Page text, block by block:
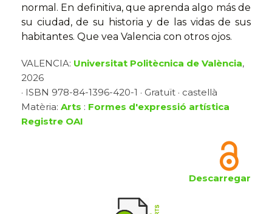
normal. En definitiva, que aprenda algo más de
su ciudad, de su historia y de las vidas de sus
habitantes. Que vea Valencia con otros ojos.
VALENCIA: Universitat Politècnica de València,
2026
· ISBN 978-84-1396-420-1 · Gratuït · castellà
Matèria: Arts : Formes d'expressió artística
Registre OAI
Descarregar